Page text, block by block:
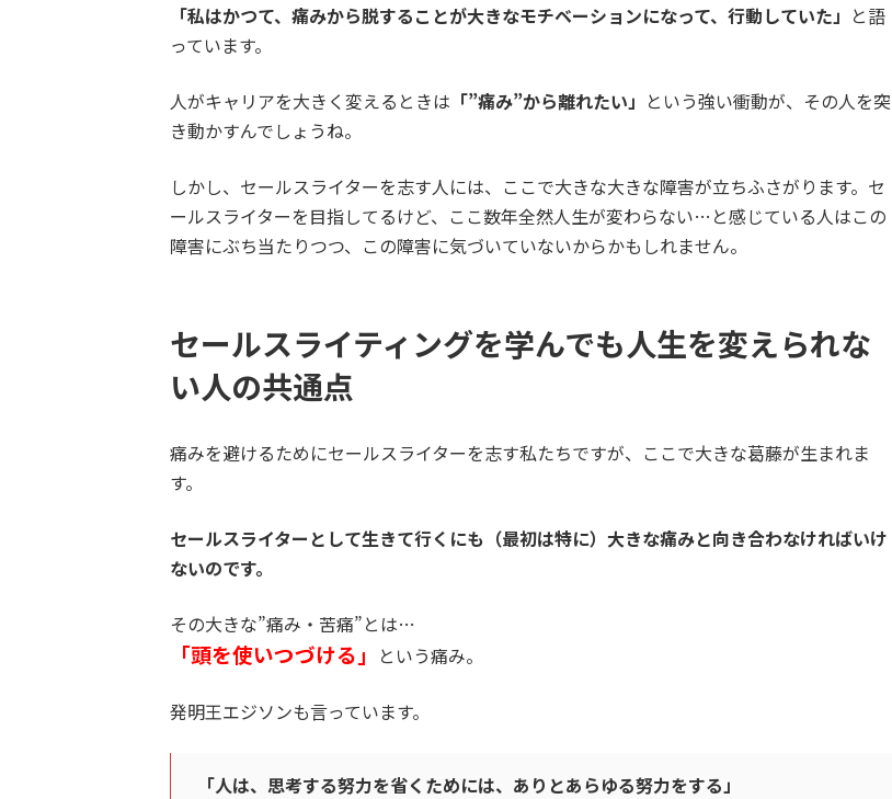
「私はかつて、痛みから脱することが大きなモチベーションになって、行動していた」 と語
っています。
人がキャリアを大きく変えるときは 「”痛み”から離れたい」 という強い衝動が、その人を突
き動かすんでしょうね。
しかし、セールスライターを志す人には、ここで大きな大きな障害が立ちふさがります。セ
ールスライターを目指してるけど、ここ数年全然人生が変わらない…と感じている人はこの
障害にぶち当たりつつ、この障害に気づいていないからかもしれません。
セールスライティングを学んでも人生を変えられな
い人の共通点
痛みを避けるためにセールスライターを志す私たちですが、ここで大きな葛藤が生まれま
す。
セールスライターとして生きて行くにも（最初は特に）大きな痛みと向き合わなければいけ
ないのです。
その大きな”痛み・苦痛”とは…
「頭を使いつづける」 という痛み。
発明王エジソンも言っています。
「人は、思考する努力を省くためには、ありとあらゆる努力をする」